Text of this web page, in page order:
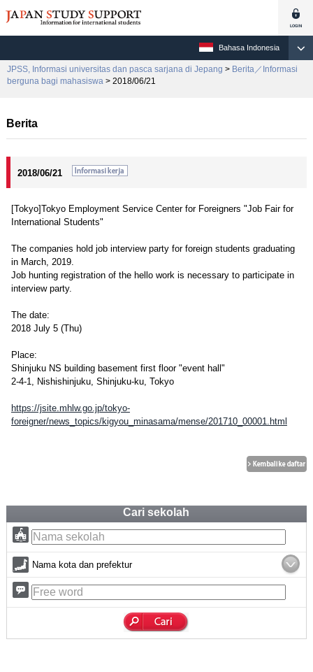
Bahasa Indonesia
JPSS, Informasi universitas dan pasca sarjana di Jepang > Berita／Informasi
berguna bagi mahasiswa > 2018/06/21
Berita
2018/06/21
[Tokyo]Tokyo Employment Service Center for Foreigners "Job Fair for
International Students"
The companies hold job interview party for foreign students graduating
in March, 2019.
Job hunting registration of the hello work is necessary to participate in
interview party.
The date:
2018 July 5 (Thu)
Place:
Shinjuku NS building basement first floor "event hall"
2-4-1, Nishishinjuku, Shinjuku-ku, Tokyo
https://jsite.mhlw.go.jp/tokyo-
foreigner/news_topics/kigyou_minasama/mense/201710_00001.html
Cari sekolah
Nama kota dan prefektur